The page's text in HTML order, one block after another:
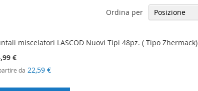
Ordina per
miscelatori LASCOD Nuovi Tipi 48pz. ( Tipo Zhermack)
€
da 22,59 €